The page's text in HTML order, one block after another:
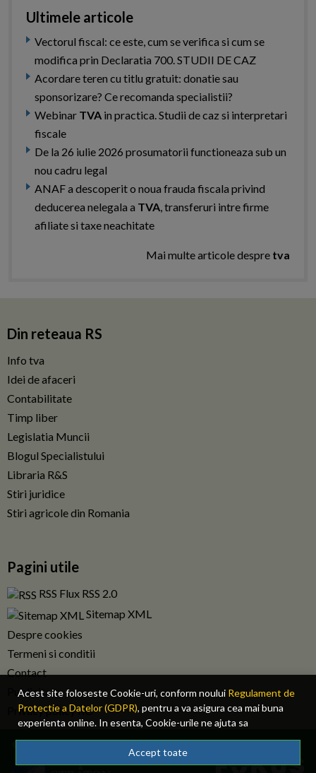
Acest site foloseste Cookie-uri, conform noului Regulament de
Protectie a Datelor (GDPR), pentru a va asigura cea mai buna
experienta online. In esenta, Cookie-urile ne ajuta sa
imbunatatim continutul de pe site, oferindu-va dvs., cititorul, o
experienta online personalizata si mult mai rapida. Ele sunt
folosite doar de site-ul nostru si partenerii nostri de incredere.
Accept toate
Ultimele articole
Vectorul fiscal: ce este, cum se verifica si cum se
modifica prin Declaratia 700. STUDII DE CAZ
Acordare teren cu titlu gratuit: donatie sau
sponsorizare? Ce recomanda specialistii?
Webinar TVA in practica. Studii de caz si interpretari
fiscale
De la 26 iulie 2026 prosumatorii functioneaza sub un
nou cadru legal
ANAF a descoperit o noua frauda fiscala privind
deducerea nelegala a TVA, transferuri intre firme
afiliate si taxe neachitate
Mai multe articole despre tva
Din reteaua RS
Info tva
Idei de afaceri
Contabilitate
Timp liber
Legislatia Muncii
Blogul Specialistului
Libraria R&S
Stiri juridice
Stiri agricole din Romania
Pagini utile
RSS Flux RSS 2.0
Sitemap XML
Despre cookies
Termeni si conditii
Contact
Publicitate
Privacy policy RO
© 2026 Fiscalitatea.ro. Toate drepturile rezervate.